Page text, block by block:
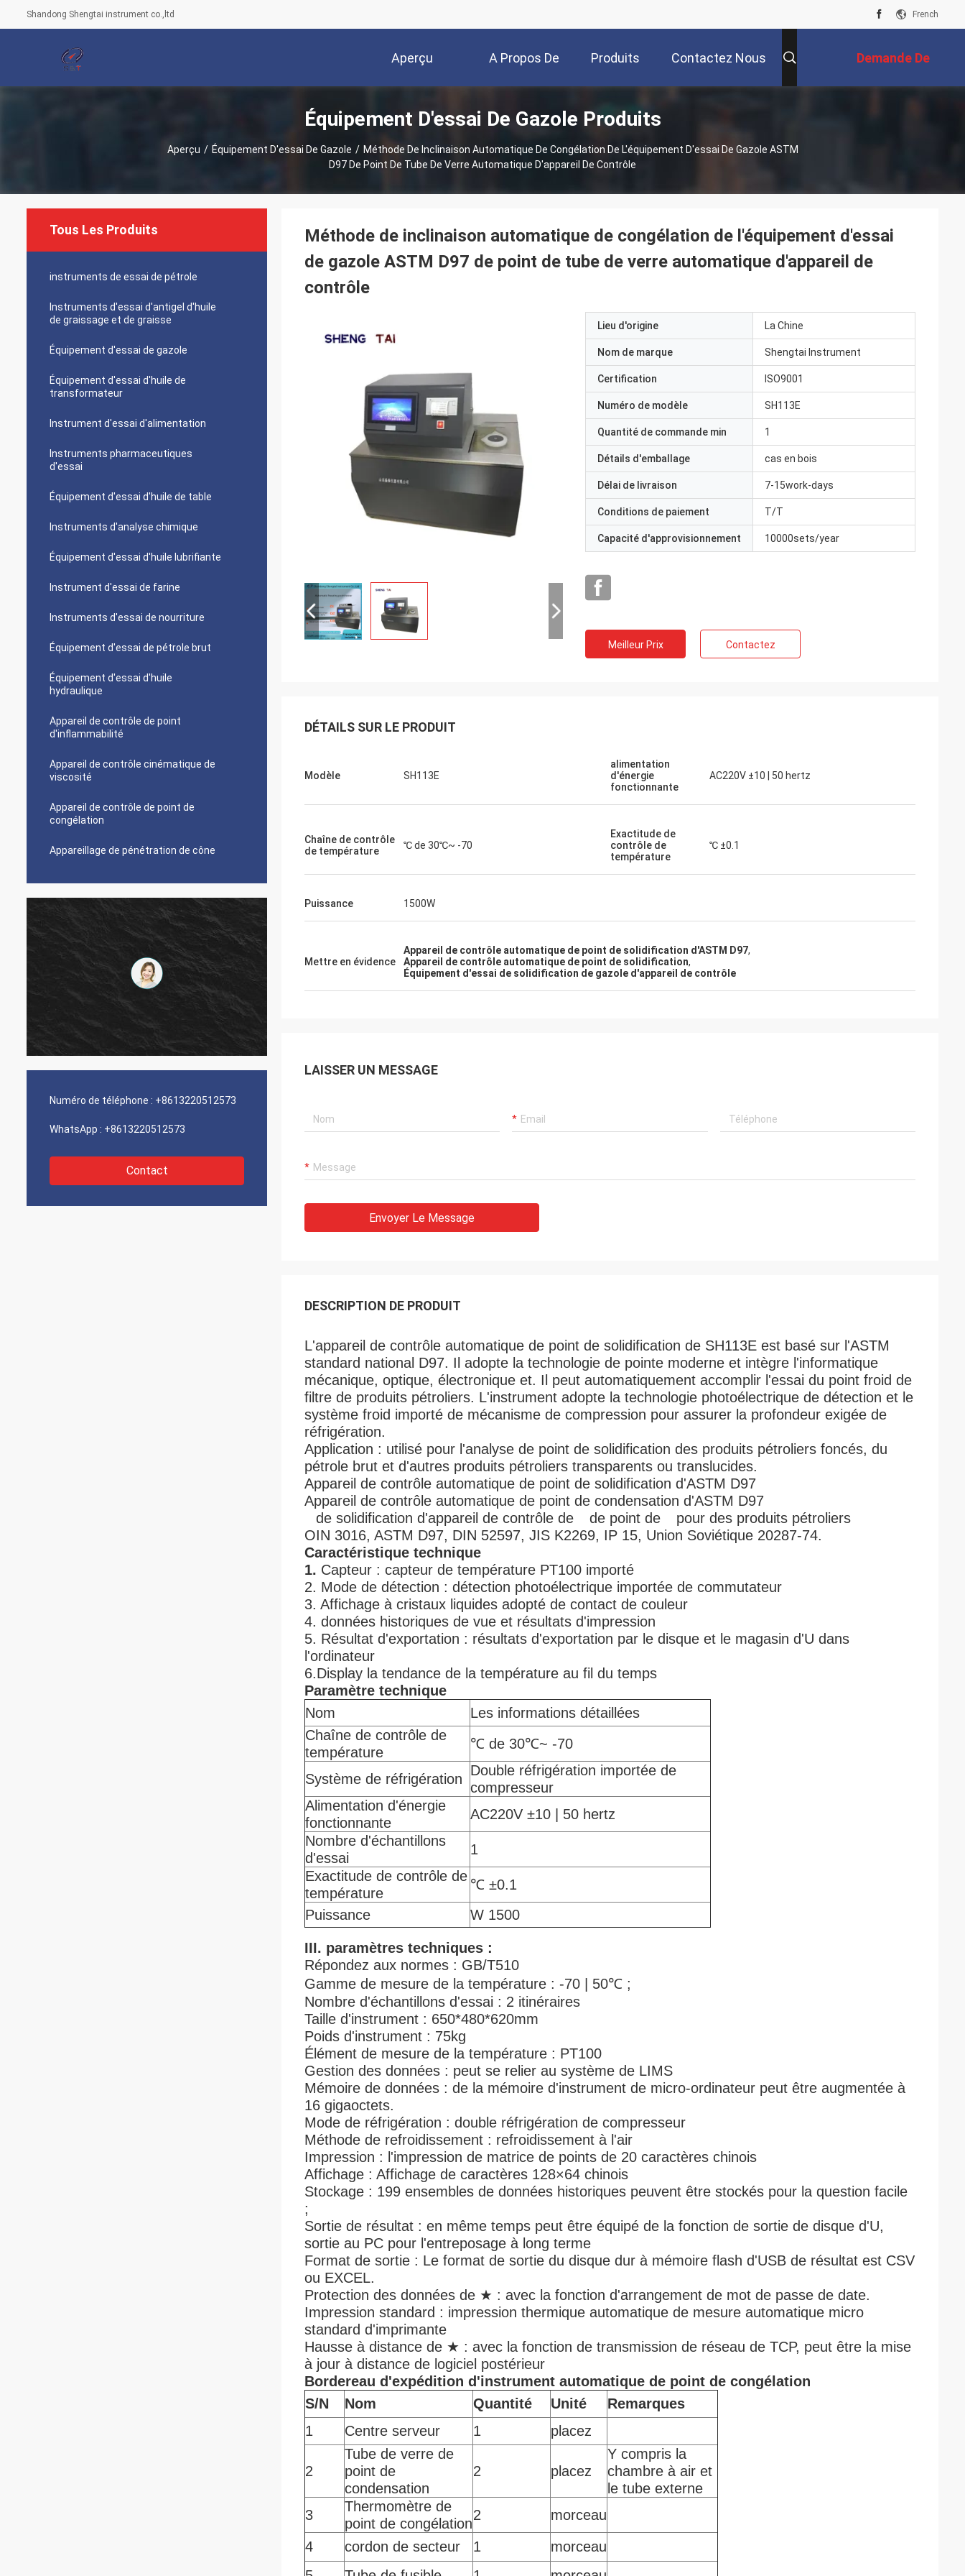
Shandong Shengtai instrument co.,ltd French
Aperçu A Propos De
Nous
Produits Contactez Nous Demande De
Soumission
Équipement D'essai De Gazole Produits
Aperçu / Équipement D'essai De Gazole / Méthode De Inclinaison Automatique De Congélation De L'équipement D'essai De Gazole ASTM
D97 De Point De Tube De Verre Automatique D'appareil De Contrôle
Tous Les Produits
instruments de essai de pétrole
Instruments d'essai d'antigel d'huile
de graissage et de graisse
Équipement d'essai de gazole
Équipement d'essai d'huile de
transformateur
Instrument d'essai d'alimentation
Instruments pharmaceutiques
d'essai
Équipement d'essai d'huile de table
Instruments d'analyse chimique
Équipement d'essai d'huile lubrifiante
Instrument d'essai de farine
Instruments d'essai de nourriture
Équipement d'essai de pétrole brut
Équipement d'essai d'huile
hydraulique
Appareil de contrôle de point
d'inflammabilité
Appareil de contrôle cinématique de
viscosité
Appareil de contrôle de point de
congélation
Appareillage de pénétration de cône
Numéro de téléphone : +8613220512573
WhatsApp : +8613220512573
Contact
Méthode de inclinaison automatique de congélation de l'équipement d'essai
de gazole ASTM D97 de point de tube de verre automatique d'appareil de
contrôle
Lieu d'origine La Chine
Nom de marque Shengtai Instrument
Certification ISO9001
Numéro de modèle SH113E
Quantité de commande min 1
Détails d'emballage cas en bois
Délai de livraison 7-15work-days
Conditions de paiement T/T
Capacité d'approvisionnement 10000sets/year
Meilleur Prix Contactez
DÉTAILS SUR LE PRODUIT
Modèle SH113E
alimentation
d'énergie
fonctionnante
AC220V ±10 | 50 hertz
Chaîne de contrôle
de température
℃ de 30℃~ -70
Exactitude de
contrôle de
température
℃ ±0.1
Puissance 1500W
Mettre en évidence
Appareil de contrôle automatique de point de solidification d'ASTM D97,
Appareil de contrôle automatique de point de solidification,
Équipement d'essai de solidification de gazole d'appareil de contrôle
LAISSER UN MESSAGE
Envoyer Le Message
DESCRIPTION DE PRODUIT
L'appareil de contrôle automatique de point de solidification de SH113E est basé sur l'ASTM
standard national D97. Il adopte la technologie de pointe moderne et intègre l'informatique
mécanique, optique, électronique et. Il peut automatiquement accomplir l'essai du point froid de
filtre de produits pétroliers. L'instrument adopte la technologie photoélectrique de détection et le
système froid importé de mécanisme de compression pour assurer la profondeur exigée de
réfrigération.
Application : utilisé pour l'analyse de point de solidification des produits pétroliers foncés, du
pétrole brut et d'autres produits pétroliers transparents ou translucides.
Appareil de contrôle automatique de point de solidification d'ASTM D97
Appareil de contrôle automatique de point de condensation d'ASTM D97
de solidification d'appareil de contrôle de de point de pour des produits pétroliers
OIN 3016, ASTM D97, DIN 52597, JIS K2269, IP 15, Union Soviétique 20287-74.
Caractéristique technique
1. Capteur : capteur de température PT100 importé
2. Mode de détection : détection photoélectrique importée de commutateur
3. Affichage à cristaux liquides adopté de contact de couleur
4. données historiques de vue et résultats d'impression
5. Résultat d'exportation : résultats d'exportation par le disque et le magasin d'U dans
l'ordinateur
6.Display la tendance de la température au fil du temps
Paramètre technique
Nom
Les informations détaillées
Chaîne de contrôle de
température
℃ de 30℃~ -70
Système de réfrigération
Double réfrigération importée de
compresseur
Alimentation d'énergie
fonctionnante
AC220V ±10 | 50 hertz
Nombre d'échantillons
d'essai
1
Exactitude de contrôle de
température
℃ ±0.1
Puissance
W 1500
III. paramètres techniques :
Répondez aux normes : GB/T510
Gamme de mesure de la température : -70 | 50℃ ;
Nombre d'échantillons d'essai : 2 itinéraires
Taille d'instrument : 650*480*620mm
Poids d'instrument : 75kg
Élément de mesure de la température : PT100
Gestion des données : peut se relier au système de LIMS
Mémoire de données : de la mémoire d'instrument de micro-ordinateur peut être augmentée à
16 gigaoctets.
Mode de réfrigération : double réfrigération de compresseur
Méthode de refroidissement : refroidissement à l'air
Impression : l'impression de matrice de points de 20 caractères chinois
Affichage : Affichage de caractères 128×64 chinois
Stockage : 199 ensembles de données historiques peuvent être stockés pour la question facile
;
Sortie de résultat : en même temps peut être équipé de la fonction de sortie de disque d'U,
sortie au PC pour l'entreposage à long terme
Format de sortie : Le format de sortie du disque dur à mémoire flash d'USB de résultat est CSV
ou EXCEL.
Protection des données de ★ : avec la fonction d'arrangement de mot de passe de date.
Impression standard : impression thermique automatique de mesure automatique micro
standard d'imprimante
Hausse à distance de ★ : avec la fonction de transmission de réseau de TCP, peut être la mise
à jour à distance de logiciel postérieur
Bordereau d'expédition d'instrument automatique de point de congélation
S/N
Nom Quantité Unité
Remarques
1
Centre serveur 1 placez
2
Tube de verre de
point de
condensation
2 placez
Y compris la
chambre à air et
le tube externe
3
Thermomètre de
point de congélation
2
morceau
4
cordon de secteur 1
morceau